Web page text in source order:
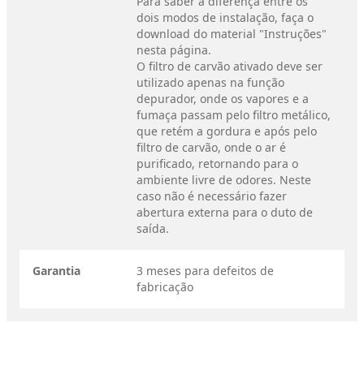
dois modos de instalação, faça o
download do material "Instruções"
nesta página.
O filtro de carvão ativado deve ser
utilizado apenas na função
depurador, onde os vapores e a
fumaça passam pelo filtro metálico,
que retém a gordura e após pelo
filtro de carvão, onde o ar é
purificado, retornando para o
ambiente livre de odores. Neste
caso não é necessário fazer
abertura externa para o duto de
saída.
Garantia
3 meses para defeitos de
fabricação